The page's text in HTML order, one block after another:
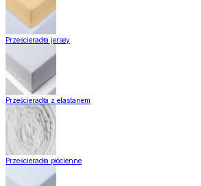
Prześcieradła jersey
Prześcieradła z elastanem
Prześcieradła płócienne